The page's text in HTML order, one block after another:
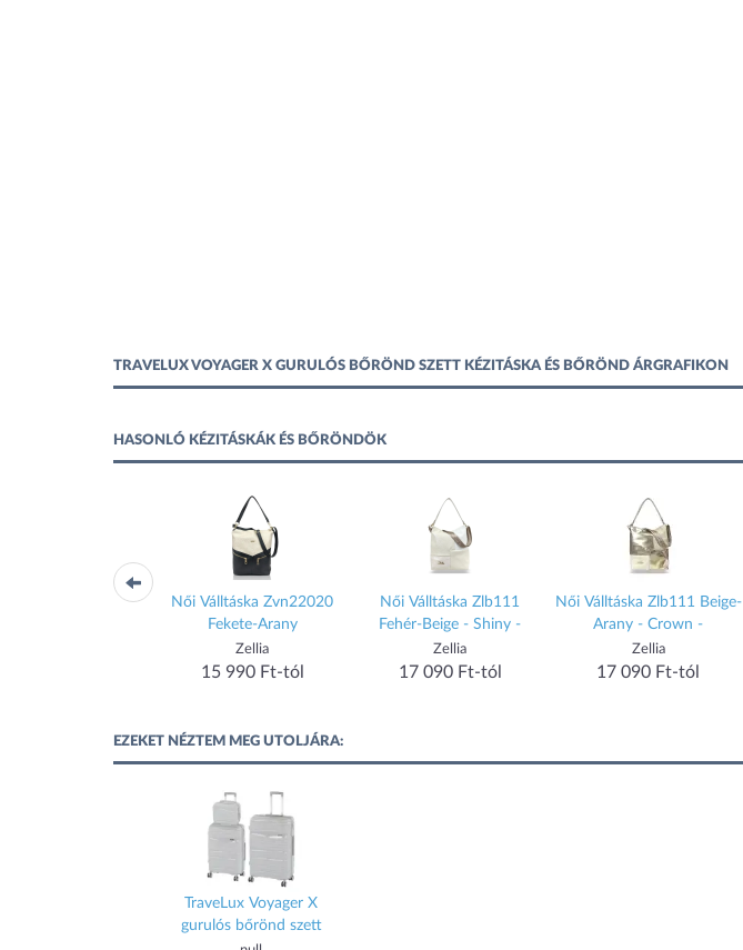
TRAVELUX VOYAGER X GURULÓS BŐRÖND SZETT KÉZITÁSKA ÉS BŐRÖND ÁRGRAFIKON
HASONLÓ KÉZITÁSKÁK ÉS BŐRÖNDÖK
25036 Sötét
Női Válltáska Zvn22020
Fekete-Arany
Zellia
15 990 Ft-tól
Női Válltáska Zlb111
Fehér-Beige - Shiny -
Zellia
17 090 Ft-tól
Női Válltáska Zlb111 Beige-
Arany - Crown -
Zellia
17 090 Ft-tól
EZEKET NÉZTEM MEG UTOLJÁRA:
TraveLux Voyager X
gurulós bőrönd szett